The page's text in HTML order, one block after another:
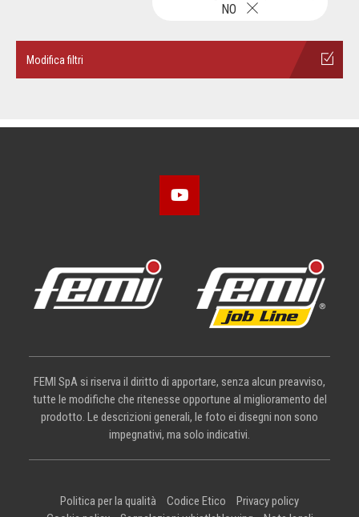
NO
Modifica filtri
FEMI SpA si riserva il diritto di apportare, senza alcun preavviso,
tutte le modifiche che ritenesse opportune al miglioramento del
prodotto. Le descrizioni generali, le foto ei disegni non sono
impegnativi, ma solo indicativi.
Politica per la qualità Codice Etico
Privacy policy